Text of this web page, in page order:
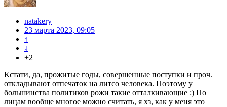
natakery
23 марта 2023, 09:05
↑
↓
+2
Кстати, да, прожитые годы, совершенные поступки и проч.
откладывают отпечаток на литсо человека. Поэтому у
большинства политиков рожи такие отталкивающие :) По
лицам вообще многое можно считать, я хз, как у меня это